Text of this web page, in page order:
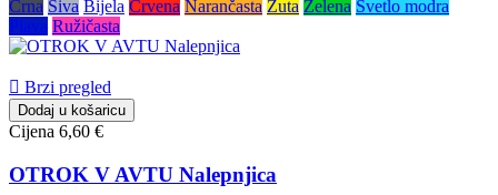
Crna Siva Bijela Crvena Narančasta Žuta Zelena Svetlo modra
Plava Ružičasta
 Brzi pregled
Dodaj u košaricu
Cijena 6,60 €
OTROK V AVTU Nalepnjica